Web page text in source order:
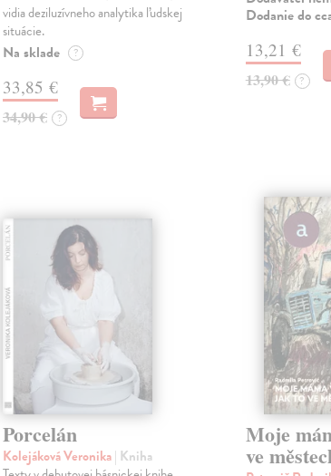
vidia deziluzívneho analytika ľudskej
situácie.
Na sklade ?
33,85 €
34,90 € ?
Dodanie do
13,21 €
13,90 € ?
Porcelán
Kolejáková Veronika| Kniha
Moje
ve